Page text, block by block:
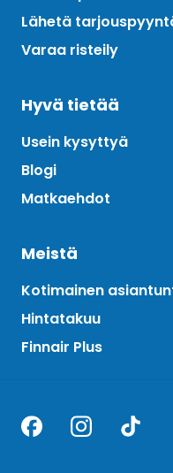
Lähetä
Varaa risteily
Hyvä tietää
Usein kysyttyä
Blogi
Matkaehdot
Meistä
Kotimainen
Hintatakuu
Finnair Plus